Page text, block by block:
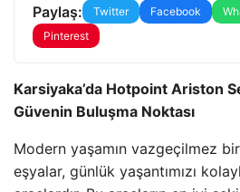
Paylaş: Twitter Facebook
Pinterest
Karsiyaka’da Hotpoint Ariston
Güvenin Buluşma Noktası
Modern yaşamın vazgeçilmez
eşyalar, günlük yaşantımızı